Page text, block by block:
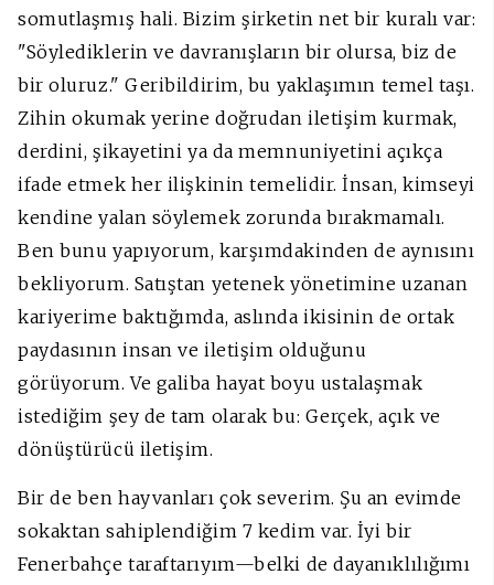
somutlaşmış hali. Bizim şirketin net bir kuralı var:
"Söylediklerin ve davranışların bir olursa, biz de
bir oluruz." Geribildirim, bu yaklaşımın temel taşı.
Zihin okumak yerine doğrudan iletişim kurmak,
derdini, şikayetini ya da memnuniyetini açıkça
ifade etmek her ilişkinin temelidir. İnsan, kimseyi
kendine yalan söylemek zorunda bırakmamalı.
Ben bunu yapıyorum, karşımdakinden de aynısını
bekliyorum. Satıştan yetenek yönetimine uzanan
kariyerime baktığımda, aslında ikisinin de ortak
paydasının insan ve iletişim olduğunu
görüyorum. Ve galiba hayat boyu ustalaşmak
istediğim şey de tam olarak bu: Gerçek, açık ve
dönüştürücü iletişim.
Bir de ben hayvanları çok severim. Şu an evimde
sokaktan sahiplendiğim 7 kedim var. İyi bir
Fenerbahçe taraftarıyım—belki de dayanıklılığımı